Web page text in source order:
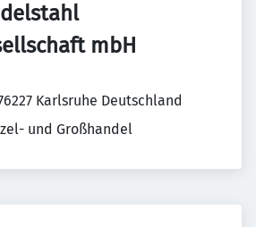
mbH
Karlsruhe Deutschland
und Großhandel